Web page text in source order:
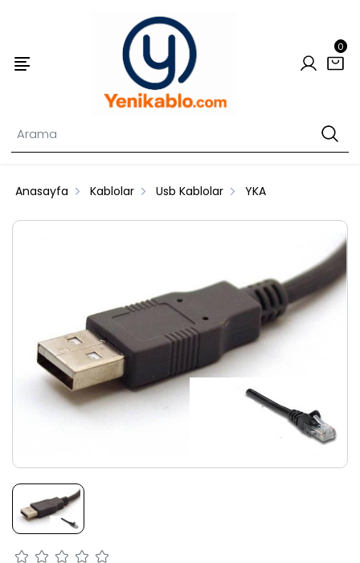
0
Anasayfa Kablolar Usb Kablolar YKA